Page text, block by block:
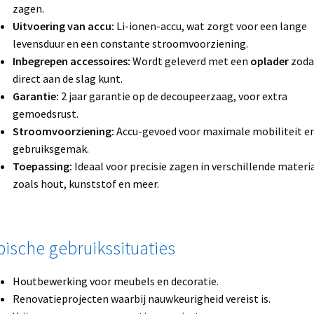
zagen.
Uitvoering van accu: Li-ionen-accu, wat zorgt voor een lange
levensduur en een constante stroomvoorziening.
Inbegrepen accessoires: Wordt geleverd met een oplader
direct aan de slag kunt.
Garantie: 2 jaar garantie op de decoupeerzaag, voor extra
gemoedsrust.
Stroomvoorziening: Accu-gevoed voor maximale mobiliteit
gebruiksgemak.
Toepassing: Ideaal voor precisie zagen in verschillende
zoals hout, kunststof en meer.
gebruikssituaties
Houtbewerking voor meubels en decoratie.
Renovatieprojecten waarbij nauwkeurigheid vereist is.